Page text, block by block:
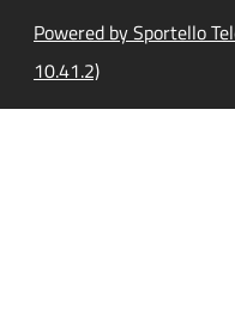
Powered by Sportello
10.41.2)